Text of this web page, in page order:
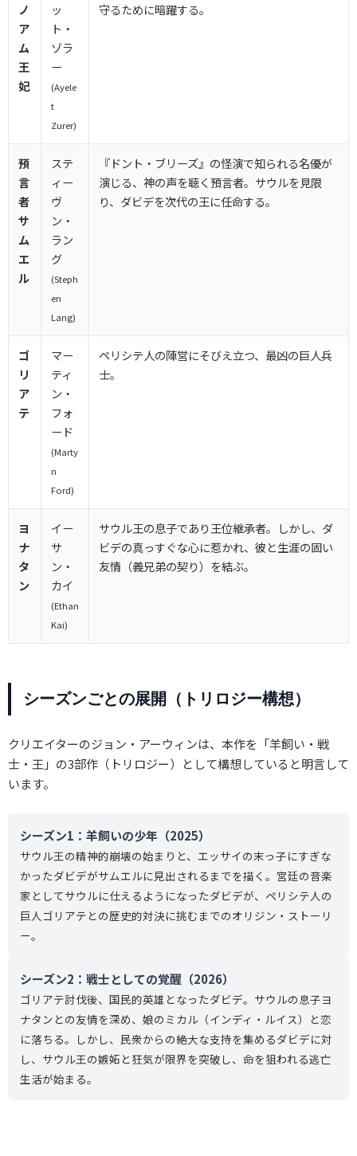
ノ
ア
ム
王
妃
ッ
ト・
ゾラ
ー
(Ayele
t
Zurer)
守るために暗躍する。
預
言
者
サ
ム
エ
ル
ステ
ィー
ヴ
ン・
ラン
グ
(Steph
en
Lang)
『ドント・ブリーズ』の怪演で知られる名優が
演じる、神の声を聴く預言者。サウルを見限
り、ダビデを次代の王に任命する。
ゴ
リ
ア
テ
マー
ティ
ン・
フォ
ード
(Marty
n
Ford)
ペリシテ人の陣営にそびえ立つ、最凶の巨人兵
士。
ヨ
ナ
タ
ン
イー
サ
ン・
カイ
(Ethan
Kai)
サウル王の息子であり王位継承者。しかし、ダ
ビデの真っすぐな心に惹かれ、彼と生涯の固い
友情（義兄弟の契り）を結ぶ。
シーズンごとの展開（トリロジー構想）
クリエイターのジョン・アーウィンは、本作を「羊飼い・戦
士・王」の3部作（トリロジー）として構想していると明言して
います。
シーズン1：羊飼いの少年（2025）
サウル王の精神的崩壊の始まりと、エッサイの末っ子にすぎな
かったダビデがサムエルに見出されるまでを描く。宮廷の音楽
家としてサウルに仕えるようになったダビデが、ペリシテ人の
巨人ゴリアテとの歴史的対決に挑むまでのオリジン・ストーリ
ー。
シーズン2：戦士としての覚醒（2026）
ゴリアテ討伐後、国民的英雄となったダビデ。サウルの息子ヨ
ナタンとの友情を深め、娘のミカル（インディ・ルイス）と恋
に落ちる。しかし、民衆からの絶大な支持を集めるダビデに対
し、サウル王の嫉妬と狂気が限界を突破し、命を狙われる逃亡
生活が始まる。